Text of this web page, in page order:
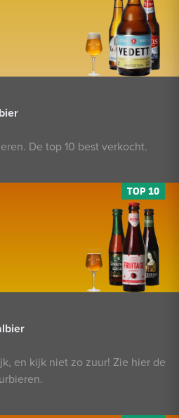
De top 10 best verkocht.
en kijk niet zo zuur! Zie hier de